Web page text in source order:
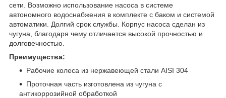
сети. Возможно использование насоса в системе
автономного водоснабжения в комплекте с баком и системой
автоматики. Долгий срок службы. Корпус насоса сделан из
чугуна, благодаря чему отличается высокой прочностью и
долговечностью.
Преимущества:
Рабочие колеса из нержавеющей стали AISI 304
Проточная часть изготовлена из чугуна с
антикоррозийной обработкой